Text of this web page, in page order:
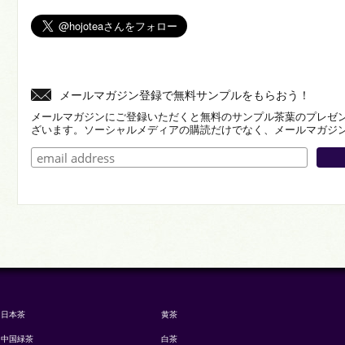
メールマガジン登録で無料サンプルをもらおう！
メールマガジンにご登録いただくと無料のサンプル茶葉のプレ
ざいます。ソーシャルメディアの購読だけでなく、メールマガジ
日本茶
中国緑茶
黄茶
白茶